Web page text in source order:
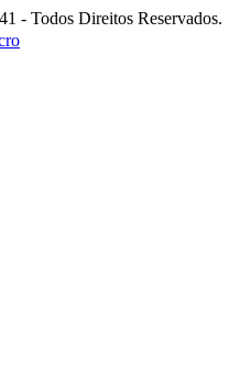
- Todos Direitos Reservados.